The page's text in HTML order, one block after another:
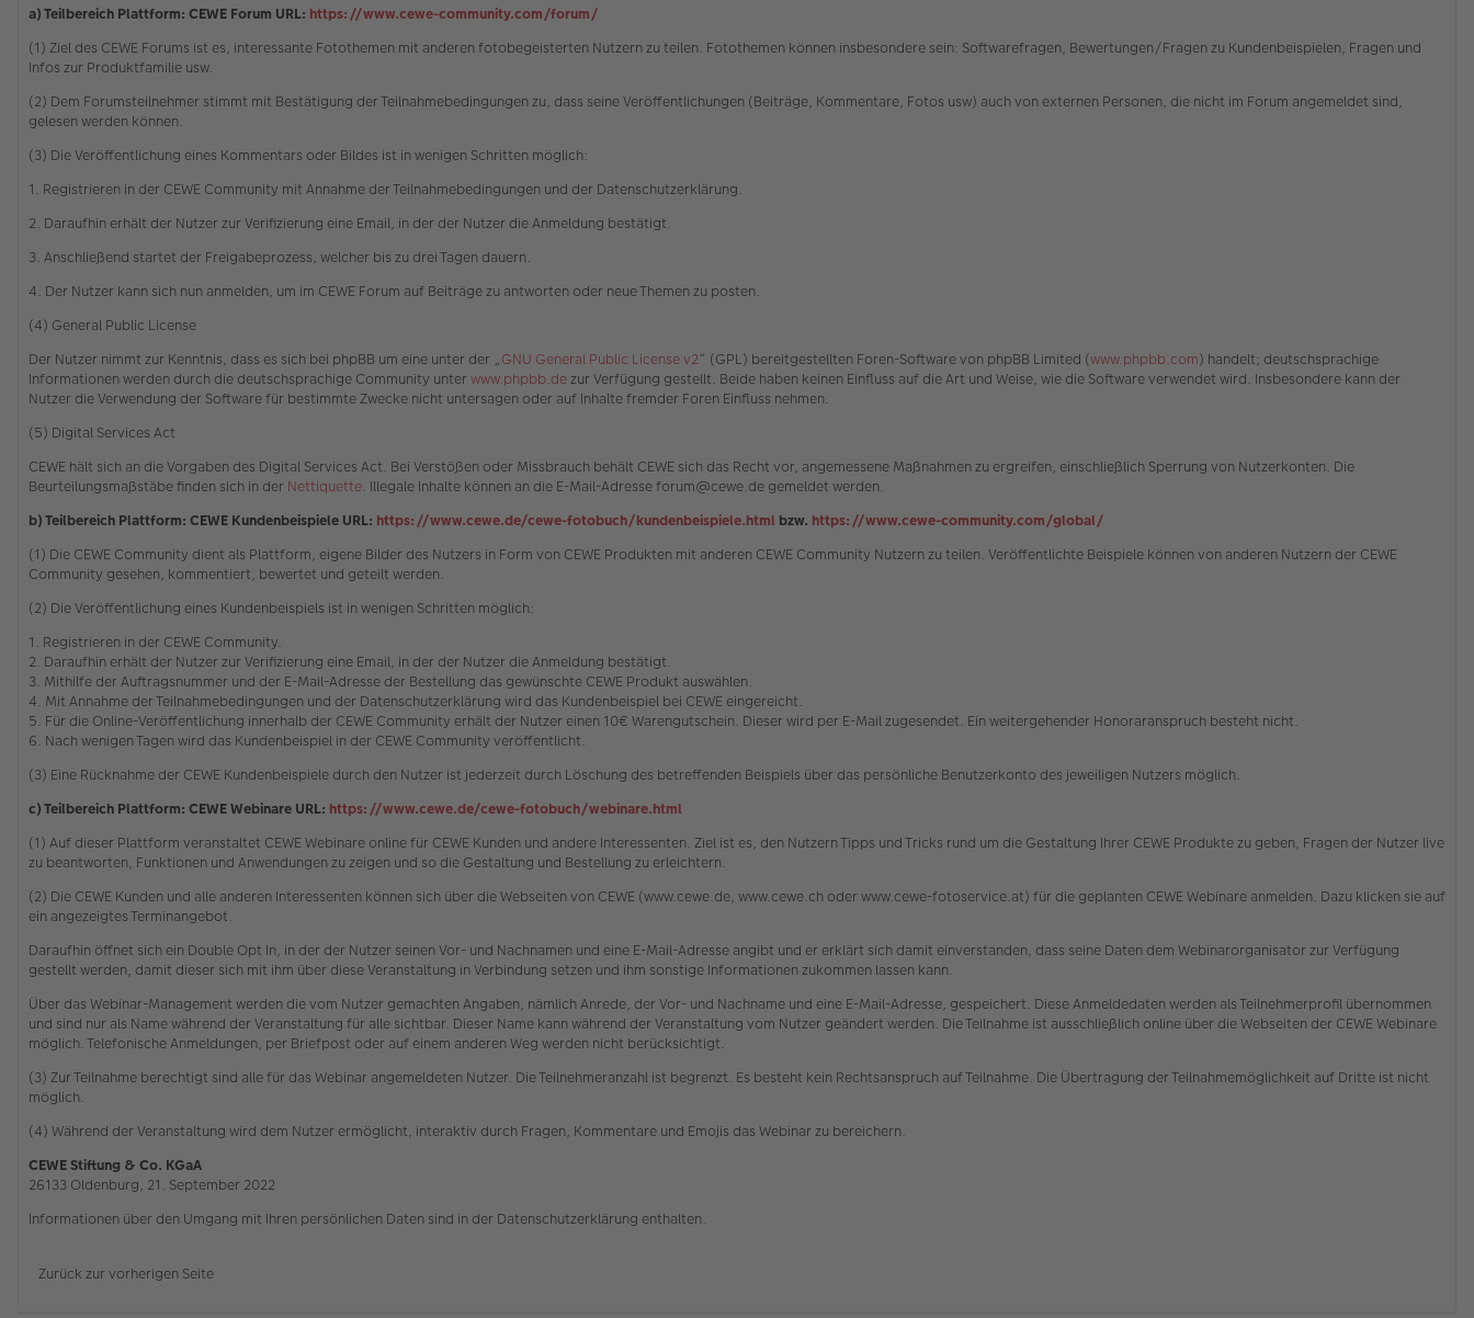
a) Teilbereich Plattform: CEWE Forum URL: https://www.cewe-community.com/forum/
(1) Ziel des CEWE Forums ist es, interessante Fotothemen mit anderen fotobegeisterten Nutzern zu teilen. Fotothemen können insbesondere sein: Softwarefragen, Bewertungen/Fragen zu Kundenbeispielen, Fragen und
Infos zur Produktfamilie usw.
(2) Dem Forumsteilnehmer stimmt mit Bestätigung der Teilnahmebedingungen zu, dass seine Veröffentlichungen (Beiträge, Kommentare, Fotos usw) auch von externen Personen, die nicht im Forum angemeldet sind,
gelesen werden können.
(3) Die Veröffentlichung eines Kommentars oder Bildes ist in wenigen Schritten möglich:
1. Registrieren in der CEWE Community mit Annahme der Teilnahmebedingungen und der Datenschutzerklärung.
2. Daraufhin erhält der Nutzer zur Verifizierung eine Email, in der der Nutzer die Anmeldung bestätigt.
3. Anschließend startet der Freigabeprozess, welcher bis zu drei Tagen dauern.
4. Der Nutzer kann sich nun anmelden, um im CEWE Forum auf Beiträge zu antworten oder neue Themen zu posten.
(4) General Public License
Der Nutzer nimmt zur Kenntnis, dass es sich bei phpBB um eine unter der „GNU General Public License v2“ (GPL) bereitgestellten Foren-Software von phpBB Limited (www.phpbb.com) handelt; deutschsprachige
Informationen werden durch die deutschsprachige Community unter www.phpbb.dezur Verfügung gestellt. Beide haben keinen Einfluss auf die Art und Weise, wie die Software verwendet wird. Insbesondere kann der
Nutzer die Verwendung der Software für bestimmte Zwecke nicht untersagen oder auf Inhalte fremder Foren Einfluss nehmen.
(5) Digital Services Act
CEWE hält sich an die Vorgaben des Digital Services Act. Bei Verstößen oder Missbrauch behält CEWE sich das Recht vor, angemessene Maßnahmen zu ergreifen, einschließlich Sperrung von Nutzerkonten. Die
Beurteilungsmaßstäbe finden sich in der Nettiquette. Illegale Inhalte können an die E-Mail-Adresse forum@cewe.de gemeldet werden.
b) Teilbereich Plattform: CEWE Kundenbeispiele URL: https://www.cewe.de/cewe-fotobuch/kundenbeispiele.html bzw. https://www.cewe-community.com/global/
(1) Die CEWE Community dient als Plattform, eigene Bilder des Nutzers in Form von CEWE Produkten mit anderen CEWE Community Nutzern zu teilen. Veröffentlichte Beispiele können von anderen Nutzern der CEWE
Community gesehen, kommentiert, bewertet und geteilt werden.
(2) Die Veröffentlichung eines Kundenbeispiels ist in wenigen Schritten möglich:
1. Registrieren in der CEWE Community.
2. Daraufhin erhält der Nutzer zur Verifizierung eine Email, in der der Nutzer die Anmeldung bestätigt.
3. Mithilfe der Auftragsnummer und der E-Mail-Adresse der Bestellung das gewünschte CEWE Produkt auswählen.
4. Mit Annahme der Teilnahmebedingungen und der Datenschutzerklärung wird das Kundenbeispiel bei CEWE eingereicht.
5. Für die Online-Veröffentlichung innerhalb der CEWE Community erhält der Nutzer einen 10€ Warengutschein. Dieser wird per E-Mail zugesendet. Ein weitergehender Honoraranspruch besteht nicht.
6. Nach wenigen Tagen wird das Kundenbeispiel in der CEWE Community veröffentlicht.
(3) Eine Rücknahme der CEWE Kundenbeispiele durch den Nutzer ist jederzeit durch Löschung des betreffenden Beispiels über das persönliche Benutzerkonto des jeweiligen Nutzers möglich.
c) Teilbereich Plattform: CEWE Webinare URL: https://www.cewe.de/cewe-fotobuch/webinare.html
(1) Auf dieser Plattform veranstaltet CEWE Webinare online für CEWE Kunden und andere Interessenten. Ziel ist es, den Nutzern Tipps und Tricks rund um die Gestaltung Ihrer CEWE Produkte zu geben, Fragen der Nutzer live
zu beantworten, Funktionen und Anwendungen zu zeigen und so die Gestaltung und Bestellung zu erleichtern.
(2) Die CEWE Kunden und alle anderen Interessenten können sich über die Webseiten von CEWE (www.cewe.de, www.cewe.ch oder www.cewe-fotoservice.at) für die geplanten CEWE Webinare anmelden. Dazu klicken sie auf
ein angezeigtes Terminangebot.
Daraufhin öffnet sich ein Double Opt In, in der der Nutzer seinen Vor- und Nachnamen und eine E-Mail-Adresse angibt und er erklärt sich damit einverstanden, dass seine Daten dem Webinarorganisator zur Verfügung
gestellt werden, damit dieser sich mit ihm über diese Veranstaltung in Verbindung setzen und ihm sonstige Informationen zukommen lassen kann.
Über das Webinar-Management werden die vom Nutzer gemachten Angaben, nämlich Anrede, der Vor- und Nachname und eine E-Mail-Adresse, gespeichert. Diese Anmeldedaten werden als Teilnehmerprofil übernommen
und sind nur als Name während der Veranstaltung für alle sichtbar. Dieser Name kann während der Veranstaltung vom Nutzer geändert werden. Die Teilnahme ist ausschließlich online über die Webseiten der CEWE Webinare
möglich. Telefonische Anmeldungen, per Briefpost oder auf einem anderen Weg werden nicht berücksichtigt.
(3) Zur Teilnahme berechtigt sind alle für das Webinar angemeldeten Nutzer. Die Teilnehmeranzahl ist begrenzt. Es besteht kein Rechtsanspruch auf Teilnahme. Die Übertragung der Teilnahmemöglichkeit auf Dritte ist nicht
möglich.
(4) Während der Veranstaltung wird dem Nutzer ermöglicht, interaktiv durch Fragen, Kommentare und Emojis das Webinar zu bereichern.
CEWE Stiftung & Co. KGaA
26133 Oldenburg, 21. September 2022
Informationen über den Umgang mit Ihren persönlichen Daten sind in der Datenschutzerklärung enthalten.
Zurück zur vorherigen Seite